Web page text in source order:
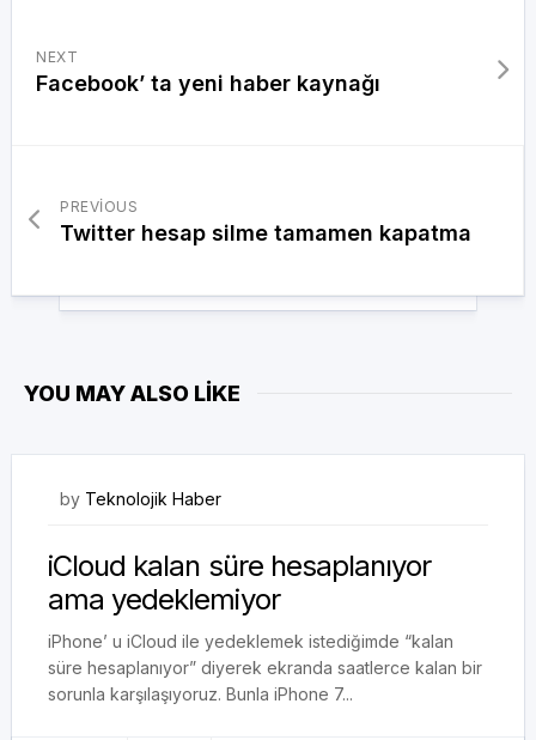
NEXT
Facebook’ ta yeni haber kaynağı
PREVIOUS
Twitter hesap silme tamamen kapatma
YOU MAY ALSO LIKE
by Teknolojik Haber
iCloud kalan süre hesaplanıyor
ama yedeklemiyor
iPhone’ u iCloud ile yedeklemek istediğimde “kalan
süre hesaplanıyor” diyerek ekranda saatlerce kalan bir
sorunla karşılaşıyoruz. Bunla iPhone 7...